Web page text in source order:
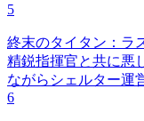
5
終末のタイタン：ラ
精鋭指揮官と共に悪
ながらシェルター運
6